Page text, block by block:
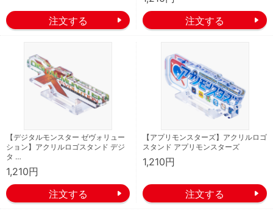
【デジタルモンスター ゼヴォリュー
ション】アクリルロゴスタンド デジ
タ …
1,210円
【アプリモンスターズ】アクリルロゴ
スタンド アプリモンスターズ
1,210円